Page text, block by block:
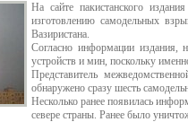
На сайте пакистанского
изготовлению самодельных
Вазиристана.
Согласно информации издания,
устройств и мин, поскольку
Представитель
обнаружено сразу шесть
Несколько ранее появилась
севере страны. Ранее было